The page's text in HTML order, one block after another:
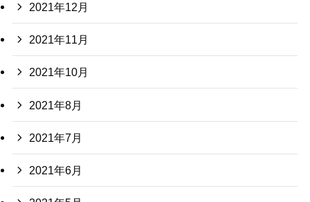
2021年12月
2021年11月
2021年10月
2021年8月
2021年7月
2021年6月